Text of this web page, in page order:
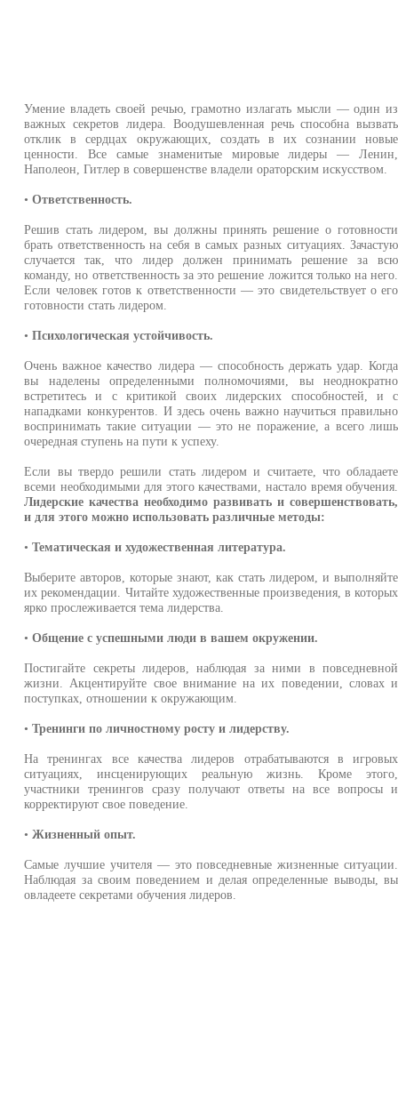
Умение владеть своей речью, грамотно излагать мысли — один из
важных секретов лидера. Воодушевленная речь способна вызвать
отклик в сердцах окружающих, создать в их сознании новые
ценности. Все самые знаменитые мировые лидеры — Ленин,
Наполеон, Гитлер в совершенстве владели ораторским искусством.
•Ответственность.
Решив стать лидером, вы должны принять решение о готовности
брать ответственность на себя в самых разных ситуациях. Зачастую
случается так, что лидер должен принимать решение за всю
команду, но ответственность за это решение ложится только на него.
Если человек готов к ответственности — это свидетельствует о его
готовности стать лидером.
•Психологическая устойчивость.
Очень важное качество лидера — способность держать удар. Когда
вы наделены определенными полномочиями, вы неоднократно
встретитесь и с критикой своих лидерских способностей, и с
нападками конкурентов. И здесь очень важно научиться правильно
воспринимать такие ситуации — это не поражение, а всего лишь
очередная ступень на пути к успеху.
Если вы твердо решили стать лидером и считаете, что обладаете
всеми необходимыми для этого качествами, настало время обучения.
Лидерские качества необходимо развивать и совершенствовать,
и для этого можно использовать различные методы:
•Тематическая и художественная литература.
Выберите авторов, которые знают, как стать лидером, и выполняйте
их рекомендации. Читайте художественные произведения, в которых
ярко прослеживается тема лидерства.
•Общение с успешными люди в вашем окружении.
Постигайте секреты лидеров, наблюдая за ними в повседневной
жизни. Акцентируйте свое внимание на их поведении, словах и
поступках, отношении к окружающим.
•Тренинги по личностному росту и лидерству.
На тренингах все качества лидеров отрабатываются в игровых
ситуациях, инсценирующих реальную жизнь. Кроме этого,
участники тренингов сразу получают ответы на все вопросы и
корректируют свое поведение.
•Жизненный опыт.
Самые лучшие учителя — это повседневные жизненные ситуации.
Наблюдая за своим поведением и делая определенные выводы, вы
овладеете секретами обучения лидеров.